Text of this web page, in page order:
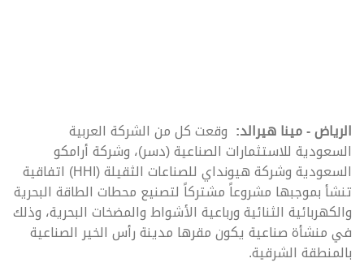
الرياض - مينا هيرالد:
وقعت كل من الشركة العربية
السعودية للاستثمارات الصناعية (دسر)، وشركة أرامكو
السعودية وشركة هيونداي للصناعات الثقيلة (HHI) اتفاقية
تنشأ بموجبها مشروعاً مشتركاً لتصنيع محطات الطاقة البحرية
والكهربائية الثنائية ورباعية الأشواط والمضخات البحرية، وذلك
في منشأة صناعية يكون مقرها مدينة رأس الخير الصناعية
بالمنطقة الشرقية.